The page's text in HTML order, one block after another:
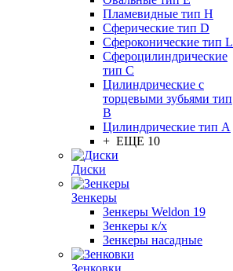
Пламевидные тип H
Сферические тип D
Сфероконические тип L
Сфероцилиндрические
тип C
Цилиндрические с
торцевыми зубьями тип
B
Цилиндрические тип А
+ ЕЩЕ 10
Диски
Зенкеры
Зенкеры Weldon 19
Зенкеры к/х
Зенкеры насадные
Зенковки